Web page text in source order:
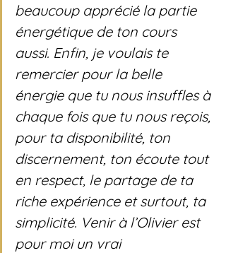
beaucoup apprécié la partie
énergétique de ton cours
aussi. Enfin, je voulais te
remercier pour la belle
énergie que tu nous insuffles à
chaque fois que tu nous reçois,
pour ta disponibilité, ton
discernement, ton écoute tout
en respect, le partage de ta
riche expérience et surtout, ta
simplicité. Venir à l’Olivier est
pour moi un vrai